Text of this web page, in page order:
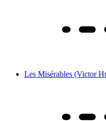
Les Misérables (Victor